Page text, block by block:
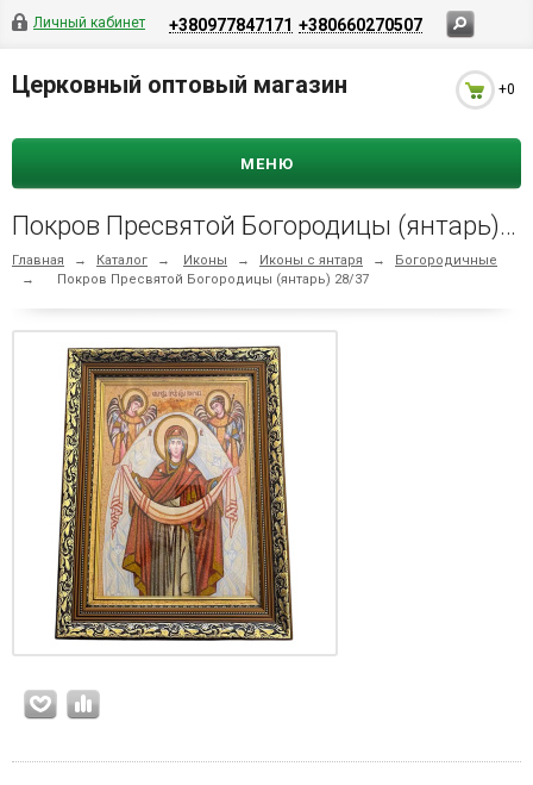
Личный кабинет +380977847171 +380660270507
Церковный оптовый магазин +0
МЕНЮ
Покров Пресвятой Богородицы (янтарь) 28/37
Главная → Каталог → Иконы → Иконы с янтаря →
Богородичные
→
Покров Пресвятой Богородицы (янтарь) 28/37